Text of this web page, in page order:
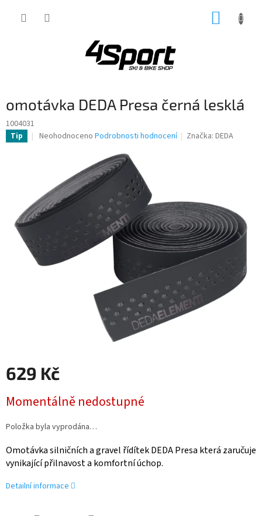
omotávka DEDA Presa černá lesklá
1004031
Tip
Průměrné
5
hvězdiček.
Neohodnoceno Podrobnosti hodnocení Značka:DEDA
629 Kč
cena:
Momentálně nedostupné
Položka byla vyprodána…
Omotávka silničních a gravel řídítek DEDA Presa která zaručuje
vynikající přilnavost a komfortní úchop.
Detailní informace